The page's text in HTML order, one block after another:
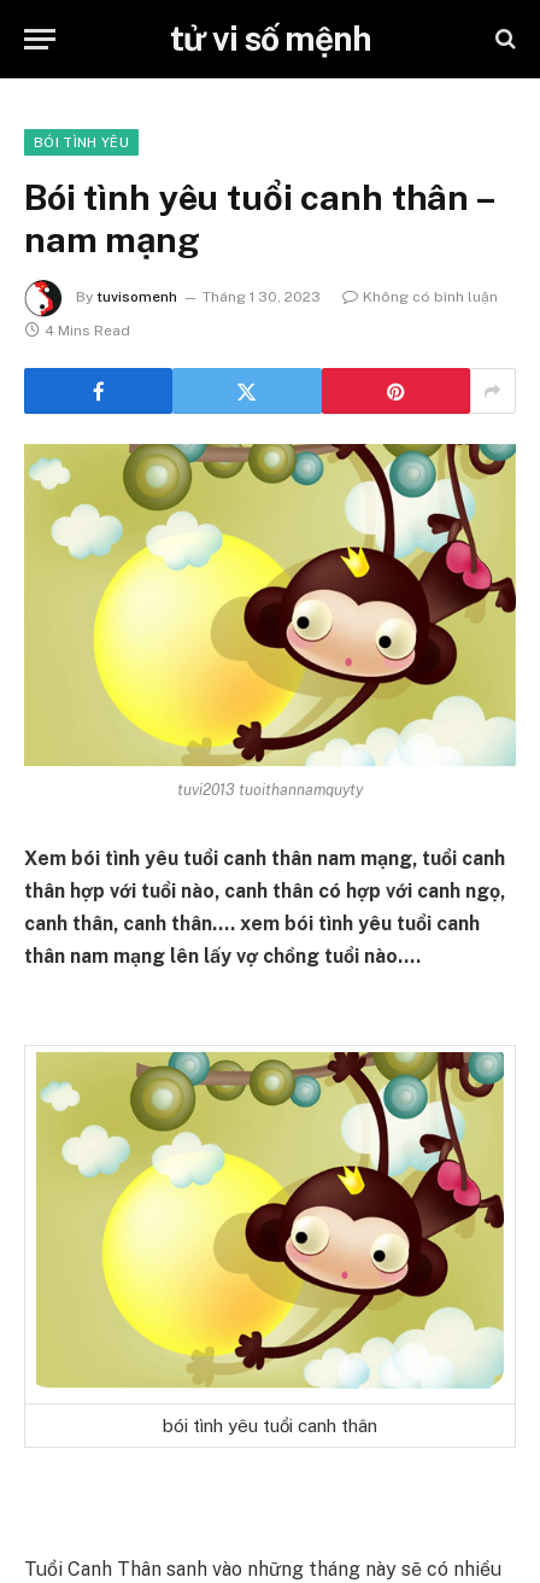
tử vi số mệnh
BÓI TÌNH YÊU
Bói tình yêu tuổi canh thân –
nam mạng
By tuvisomenh Tháng 1 30, 2023
Không có bình luận
4 Mins Read
tuvi2013 tuoithannamquyty
Xem bói tình yêu tuổi canh thân nam mạng, tuổi canh
thân hợp với tuổi nào, canh thân có hợp với canh ngọ,
canh thân, canh thân…. xem bói tình yêu tuổi canh
thân nam mạng lên lấy vợ chồng tuổi nào….
bói tình yêu tuổi canh thân
Tuổi Canh Thân sanh vào những tháng này sẽ có nhiều